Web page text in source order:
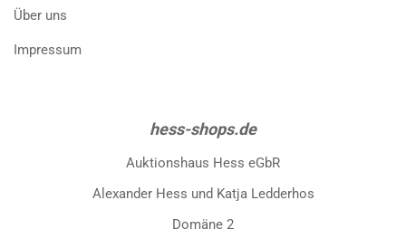
Über uns
Impressum
hess-shops.de
Auktionshaus Hess eGbR
Alexander Hess und Katja Ledderhos
Domäne 2